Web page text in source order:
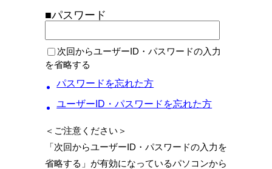
■パスワード
次回からユーザーID・パスワードの入力
を省略する
パスワードを忘れた方
ユーザーID・パスワードを忘れた方
＜ご注意ください＞
「次回からユーザーID・パスワードの入力を
省略する」が有効になっているパソコンから